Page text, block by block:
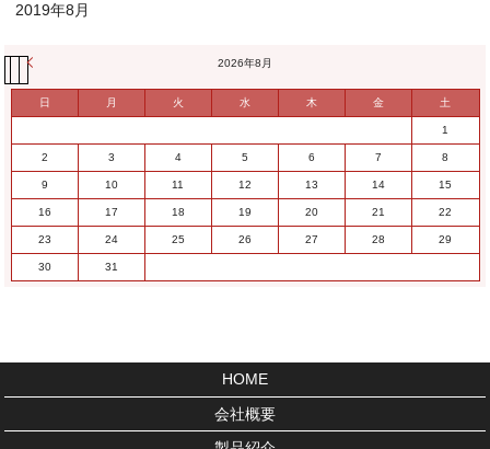
2019年8月
2026年8月
日 月 火 水 木 金 土
1
2 3 4 5 6 7 8
9 10 11 12 13 14 15
16 17 18 19 20 21 22
23 24 25 26 27 28 29
30 31
HOME
会社概要